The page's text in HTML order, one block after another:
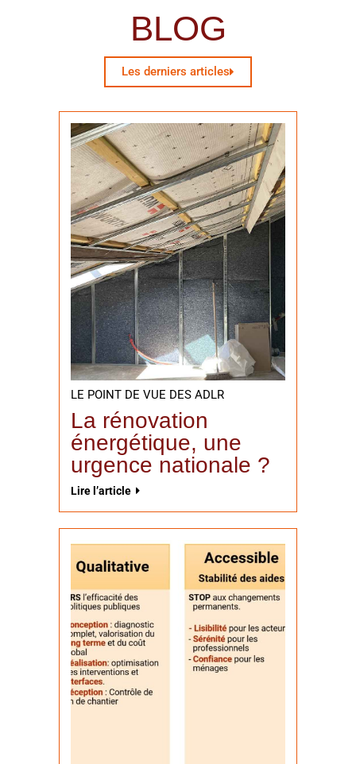
BLOG
Les derniers articles
LE POINT DE VUE DES ADLR
La rénovation
énergétique, une
urgence nationale ?
Lire l’article